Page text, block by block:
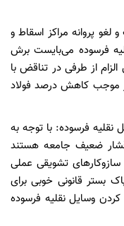
پروانه مراکز اسقاط و
فرسوده می‌بایست برش
از طرفی در تناقض با
موجب کاهش درصد فولاد
فرسوده: با توجه به
ضعیف جامعه هستند
تشویقی عملی
۸ قانون هوای پاک بستر قانونی خوبی برای
وسایل نقلیه فرسوده